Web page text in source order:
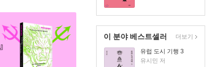
이 분야 베스트셀러
유럽 도시 기행 3
유시민 저
더보기